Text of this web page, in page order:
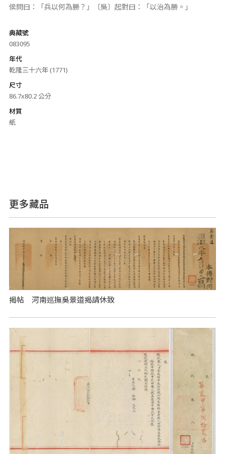
侯問曰：「兵以何為勝？」〔吳〕起對曰：「以治為勝。」
典藏號
083095
年代
乾隆三十六年 (1771)
尺寸
86.7x80.2 公分
材質
紙
更多藏品
揭帖 河南巡撫吳景道揭請休致